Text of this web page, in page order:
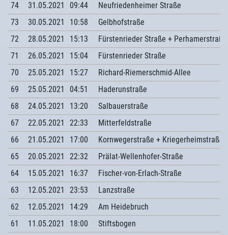
74
31.05.2021 09:44
Neufriedenheimer Straße
73
30.05.2021 10:58
Gelbhofstraße
72
28.05.2021 15:13
Fürstenrieder Straße + Perhamerstraße
71
26.05.2021 15:04
Fürstenrieder Straße
70
25.05.2021 15:27
Richard-Riemerschmid-Allee
69
25.05.2021 04:51
Haderunstraße
68
24.05.2021 13:20
Salbauerstraße
67
22.05.2021 22:33
Mitterfeldstraße
66
21.05.2021 17:00
Kornwegerstraße + Kriegerheimstraße
65
20.05.2021 22:32
Prälat-Wellenhofer-Straße
64
15.05.2021 16:37
Fischer-von-Erlach-Straße
63
12.05.2021 23:53
Lanzstraße
62
12.05.2021 14:29
Am Heidebruch
61
11.05.2021 18:00
Stiftsbogen